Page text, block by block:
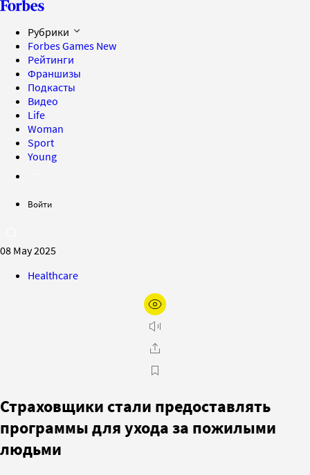
Рубрики
Forbes Games New
Рейтинги
Франшизы
Подкасты
Видео
Life
Woman
Sport
Young
Войти
08 May 2025
Healthcare
Страховщики стали предоставлять
программы для ухода за пожилыми
людьми